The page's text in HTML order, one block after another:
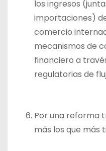
los ingresos
importaciones)
comercio
mecanismos de
financiero a
regulatorias de
Por una reforma
más los que más